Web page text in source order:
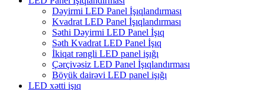
Dəyirmi LED Panel İşıqlandırması
Kvadrat LED Panel İşıqlandırması
Səthi Dəyirmi LED Panel İşıq
Səth Kvadrat LED Panel İşıq
İkiqat rəngli LED panel işığı
Çərçivəsiz LED Panel İşıqlandırması
Böyük dairəvi LED panel işığı
LED xətti işıq